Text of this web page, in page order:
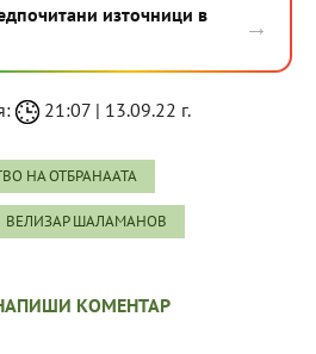
източници в
→
21:07 | 13.09.22 г.
НА ОТБРАНААТА
ВЕЛИЗАР ШАЛАМАНОВ
КОМЕНТАР